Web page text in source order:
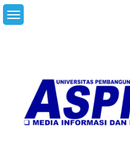
Skip
to